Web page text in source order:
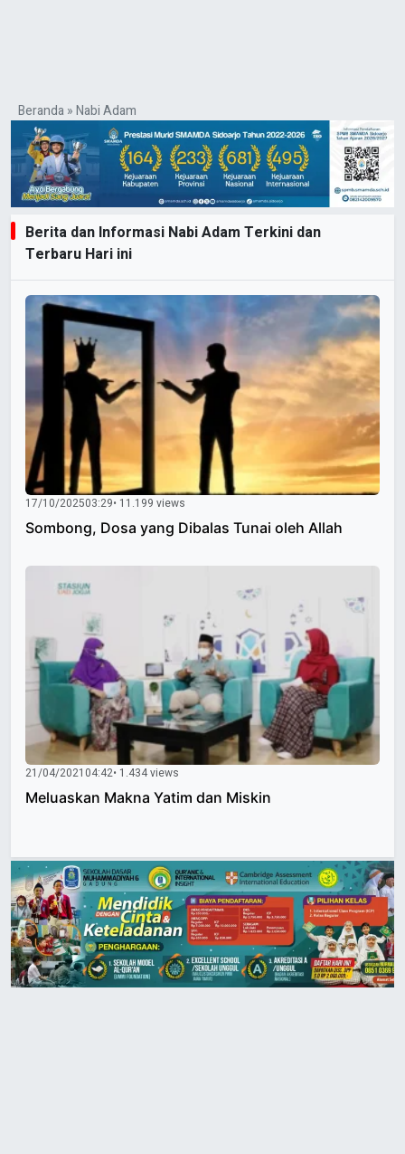
Beranda»Nabi Adam
Berita dan Informasi Nabi Adam Terkini dan
Terbaru Hari ini
17/10/202503:29• 11.199 views
Sombong, Dosa yang Dibalas Tunai oleh Allah
21/04/202104:42• 1.434 views
Meluaskan Makna Yatim dan Miskin